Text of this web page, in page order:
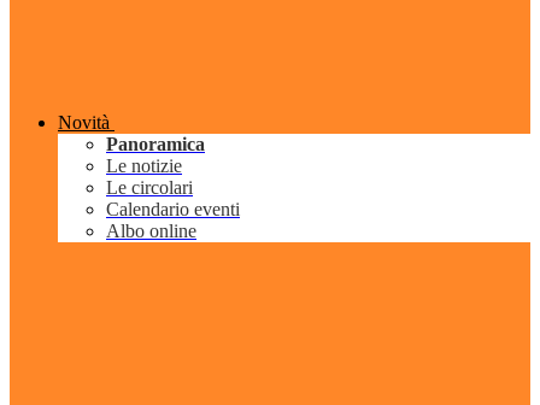
Novità
Panoramica
Le notizie
Le circolari
Calendario eventi
Albo online